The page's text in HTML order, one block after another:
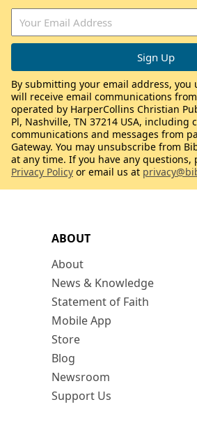
ABOUT
About
News & Knowledge
Statement of Faith
Mobile App
Store
Blog
Newsroom
Support Us
By submitting your email address, you
will receive email communications
operated by HarperCollins Christian
Pl, Nashville, TN 37214 USA, including
communications and messages from
Gateway. You may unsubscribe from
at any time. If you have any questions,
Privacy Policy or email us at